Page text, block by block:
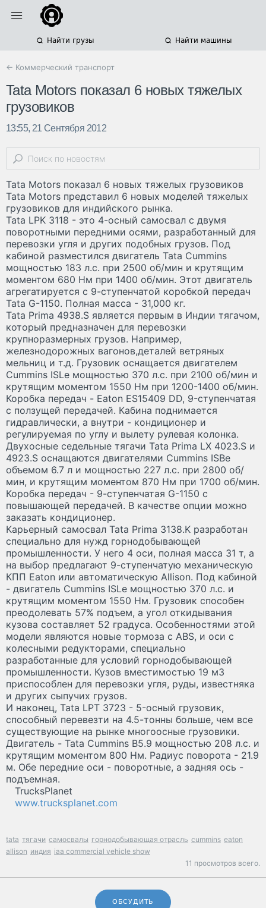
Найти грузы Найти машины
← Коммерческий транспорт
Tata Motors показал 6 новых тяжелых
грузовиков
13:55, 21 Сентября 2012
Tata Motors показал 6 новых тяжелых грузовиков
Tata Motors представил 6 новых моделей тяжелых
грузовиков для индийского рынка.
Tata LPK 3118 - это 4-осный самосвал с двумя
поворотными передними осями, разработанный для
перевозки угля и других подобных грузов. Под
кабиной разместился двигатель Tata Cummins
мощностью 183 л.с. при 2500 об/мин и крутящим
моментом 680 Нм при 1400 об/мин. Этот двигатель
агрегатируется с 9-ступенчатой коробкой передач
Tata G-1150. Полная масса - 31,000 кг.
Tata Prima 4938.S является первым в Индии тягачом,
который предназначен для перевозки
крупноразмерных грузов. Например,
железнодорожных вагонов,деталей ветряных
мельниц и т.д. Грузовик оснащается двигателем
Cummins ISLe мощностью 370 л.с. при 2100 об/мин и
крутящим моментом 1550 Нм при 1200-1400 об/мин.
Коробка передач - Eaton ES15409 DD, 9-ступенчатая
с ползущей передачей. Кабина поднимается
гидравлически, а внутри - кондиционер и
регулируемая по углу и вылету рулевая колонка.
Двухосные седельные тягачи Tata Prima LX 4023.S и
4923.S оснащаются двигателями Cummins ISBe
объемом 6.7 л и мощностью 227 л.с. при 2800 об/
мин, и крутящим моментом 870 Нм при 1700 об/мин.
Коробка передач - 9-ступенчатая G-1150 с
повышающей передачей. В качестве опции можно
заказать кондиционер.
Карьерный самосвал Tata Prima 3138.K разработан
специально для нужд горнодобывающей
промышленности. У него 4 оси, полная масса 31 т, а
на выбор предлагают 9-ступенчатую механическую
КПП Eaton или автоматическую Allison. Под кабиной
- двигатель Cummins ISLe мощностью 370 л.с. и
крутящим моментом 1550 Нм. Грузовик способен
преодолевать 57% подъем, а угол откидывания
кузова составляет 52 градуса. Особенностями этой
модели являются новые тормоза с ABS, и оси с
колесными редукторами, специально
разработанные для условий горнодобывающей
промышленности. Кузов вместимостью 19 м3
приспособлен для перевозки угля, руды, известняка
и других сыпучих грузов.
И наконец, Tata LPT 3723 - 5-осный грузовик,
способный перевезти на 4.5-тонны больше, чем все
существующие на рынке многоосные грузовики.
Двигатель - Tata Cummins B5.9 мощностью 208 л.с. и
крутящим моментом 800 Нм. Радиус поворота - 21.9
м. Обе передние оси - поворотные, а задняя ось -
подъемная.
TrucksPlanet
www.trucksplanet.com
tata тягачи самосвалы горнодобывающая отрасль cummins eaton
allison индия iaa commercial vehicle show
11 просмотров всего.
ОБСУДИТЬ